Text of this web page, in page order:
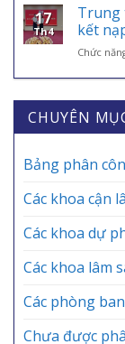
17
Th4
Trung
kết
Chức
CHUYÊN
Bảng phân
Các khoa cận
Các khoa dự
Các khoa lâm
Các phòng ban
Chưa được